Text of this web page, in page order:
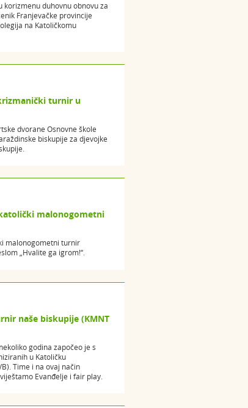
korizmenu duhovnu obnovu za
Franjevačke provincije
na Katoličkomu
turnir u
dvorane Osnovne škole
biskupije za djevojke
malonogometni
malonogometni turnir
„Hvalite ga igrom!“.
naše biskupije (KMNT
godina započeo je s
u Katoličku
Time i na ovaj način
Evanđelje i fair play.